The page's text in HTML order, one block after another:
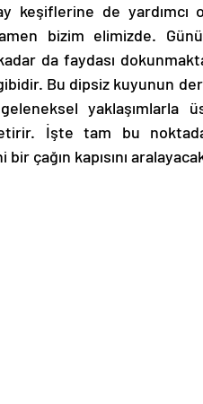
keşiflerine de
bizim elimizde.
da faydası
Bu dipsiz kuyunun
geleneksel
İşte tam bu
çağın kapısını